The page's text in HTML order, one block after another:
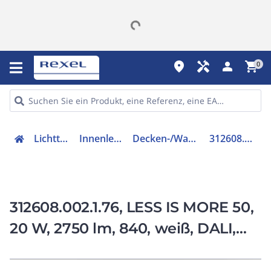
place handyman person shopping_cart0
Lichttechnik Innenleuchten Decken-/Wandleuchte 312608.002.1.76
312608.002.1.76, LESS IS MORE 50,
20 W, 2750 lm, 840, weiß, DALI,